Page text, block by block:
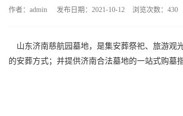
作者：admin 发布日期：2021-10-12 浏览次数： 430
山东济南慈航园墓地，是集安葬祭祀、旅游观
的安葬方式；并提供济南合法墓地的一站式购墓